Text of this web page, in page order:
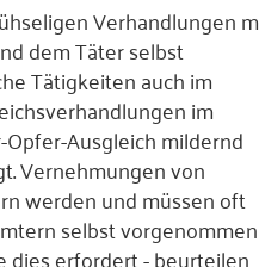
Verhandlungen
dem Täter selbst
Tätigkeiten auch im
im
Ausgleich mildernd
Vernehmungen von
werden und müssen oft
selbst vorgenommen
dies erfordert - beurteilen